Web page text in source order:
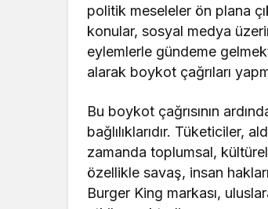
politik meseleler ön plana
konular, sosyal medya
eylemlerle gündeme
alarak boykot çağrıları
Bu boykot çağrısının
bağlılıklarıdır. Tüketiciler,
zamanda toplumsal,
özellikle savaş, insan
Burger King markası,